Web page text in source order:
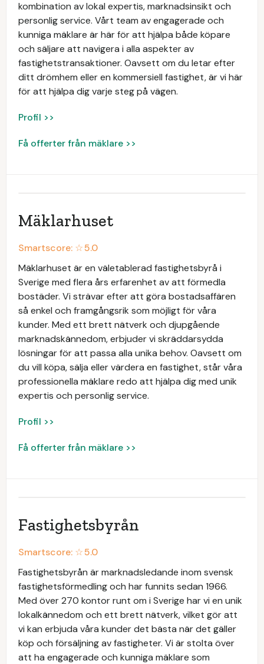
kombination av lokal expertis, marknadsinsikt och
personlig service. Vårt team av engagerade och
kunniga mäklare är här för att hjälpa både köpare
och säljare att navigera i alla aspekter av
fastighetstransaktioner. Oavsett om du letar efter
ditt drömhem eller en kommersiell fastighet, är vi här
för att hjälpa dig varje steg på vägen.
Profil >>
Få offerter från mäklare >>
Mäklarhuset
Smartscore: ☆5.0
Mäklarhuset är en väletablerad fastighetsbyrå i
Sverige med flera års erfarenhet av att förmedla
bostäder. Vi strävar efter att göra bostadsaffären
så enkel och framgångsrik som möjligt för våra
kunder. Med ett brett nätverk och djupgående
marknadskännedom, erbjuder vi skräddarsydda
lösningar för att passa alla unika behov. Oavsett om
du vill köpa, sälja eller värdera en fastighet, står våra
professionella mäklare redo att hjälpa dig med unik
expertis och personlig service.
Profil >>
Få offerter från mäklare >>
Fastighetsbyrån
Smartscore: ☆5.0
Fastighetsbyrån är marknadsledande inom svensk
fastighetsförmedling och har funnits sedan 1966.
Med över 270 kontor runt om i Sverige har vi en unik
lokalkännedom och ett brett nätverk, vilket gör att
vi kan erbjuda våra kunder det bästa när det gäller
köp och försäljning av fastigheter. Vi är stolta över
att ha engagerade och kunniga mäklare som